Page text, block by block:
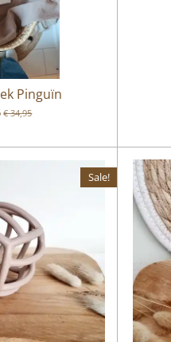
Pinguïn
€ 34,95
Sale!